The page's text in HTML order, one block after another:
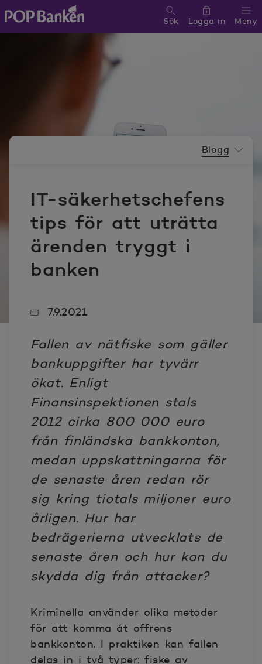
POP banken, till hemsidan
Meny
Sök Logga in
IT-säkerhetschefens
tips för att uträtta
ärenden tryggt i
banken
Blogg
7.9.2021
Fallen av nätfiske som gäller
bankuppgifter har tyvärr
ökat. Enligt
Finansinspektionen stals
2012 cirka 800 000 euro
från finländska bankkonton,
medan uppskattningarna för
de senaste åren redan rör
sig kring tiotals miljoner euro
årligen. Hur har
bedrägerierna utvecklats de
senaste åren och hur kan du
skydda dig från attacker?
Kriminella använder olika metoder
för att komma åt offrens
bankkonton. I praktiken kan fallen
delas in i två typer: fiske av